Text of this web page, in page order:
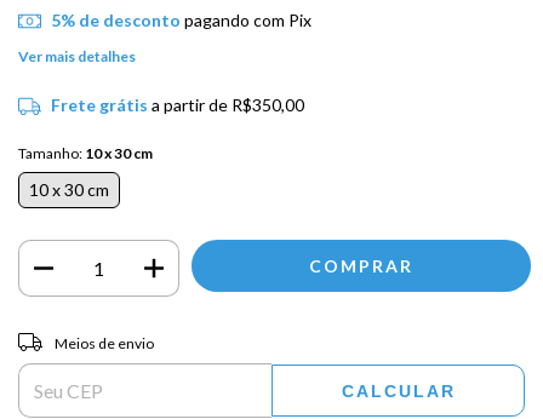
5% de desconto pagando com Pix
Ver mais detalhes
Frete grátis a partir de R$350,00
Tamanho: 10 x 30 cm
10 x 30 cm
Entregas para o CEP:
Meios de envio
CALCULAR